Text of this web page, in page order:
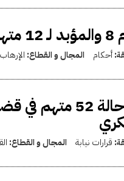
أحكام المجال و القطاع:
قرار إحالة
قرارات نيابة المجال و القطاع: